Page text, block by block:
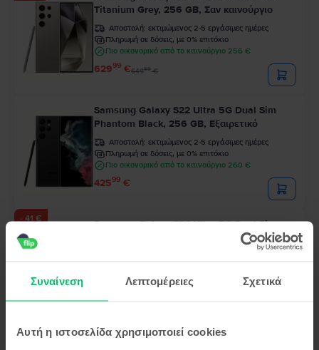
Συναίνεση Λεπτομέρειες Σχετικά
Αυτή η ιστοσελίδα χρησιμοποιεί cookies
Titanium Grey, 256 GB, Σαν καινούργιο
Αποστολή: εκτιμώμενος 2-5 εργάσιμες ημέρες
Πληρωμή σε δόσεις, με 0% επιτόκιο
Πιο οικονομικό από το καινούργιο 256 €
62999 €64999€
Samsung Galaxy S22 Ultra 5G Dual Sim
Phantom Black, 256 GB, Εξαιρετικό
Αποστολή: εκτιμώμενος 2-5 εργάσιμες ημέρες
Πληρωμή σε δόσεις, με 0% επιτόκιο
Πιο οικονομικό από το καινούργιο 260 €
42599 €
- 41 €
Samsung Galaxy S24 Ultra 5G Dual Sim
Titanium Grey, 512 GB, Εξαιρετικό
Πιο οικονομικό από το καινούργιο 328 €